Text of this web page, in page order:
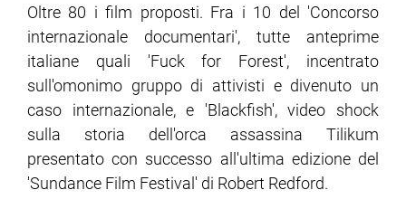
Oltre 80 i film proposti. Fra i 10 del 'Concorso
internazionale documentari', tutte anteprime
italiane quali 'Fuck for Forest', incentrato
sull'omonimo gruppo di attivisti e divenuto un
caso internazionale, e 'Blackfish', video shock
sulla storia dell'orca assassina Tilikum
presentato con successo all'ultima edizione del
'Sundance Film Festival' di Robert Redford.